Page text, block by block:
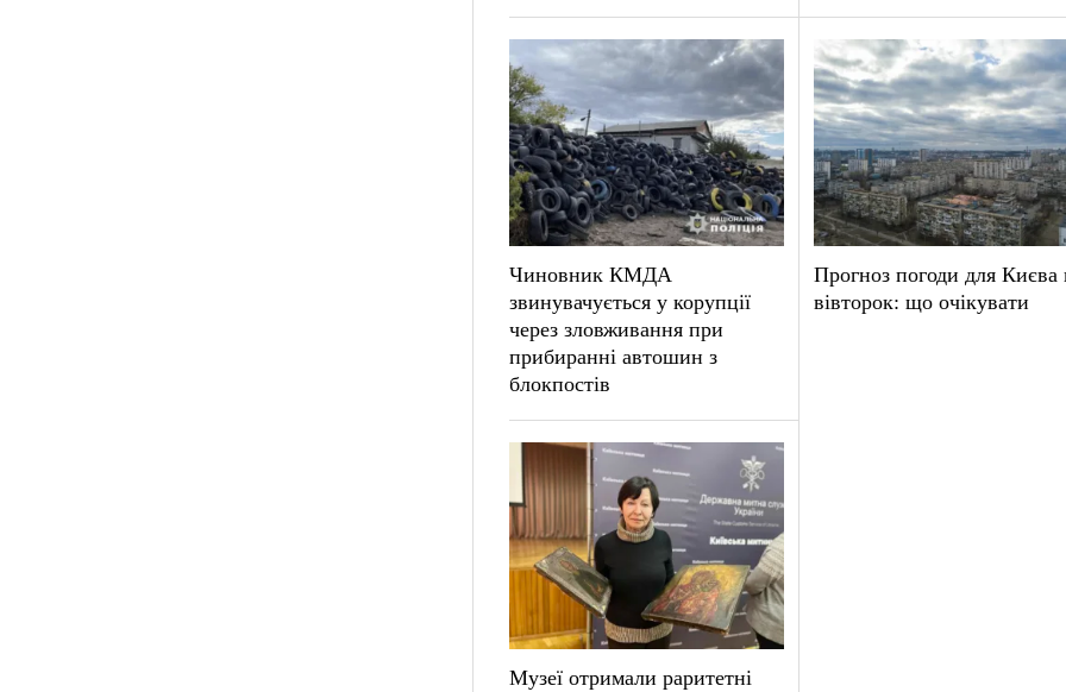
Чиновник КМДА
звинувачується у корупції
через зловживання при
прибиранні автошин з
блокпостів
Прогноз погоди для Києва
вівторок: що очікувати
Музеї отримали раритетні